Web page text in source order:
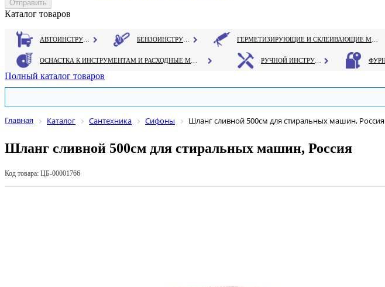
Каталог товаров
Полный каталог товаров
Главная Каталог Сантехника Сифоны Шланг сливной 500см для стиральных машин, Россия
Шланг сливной 500см для стиральных машин, Россия
Код товара: ЦБ-00001766